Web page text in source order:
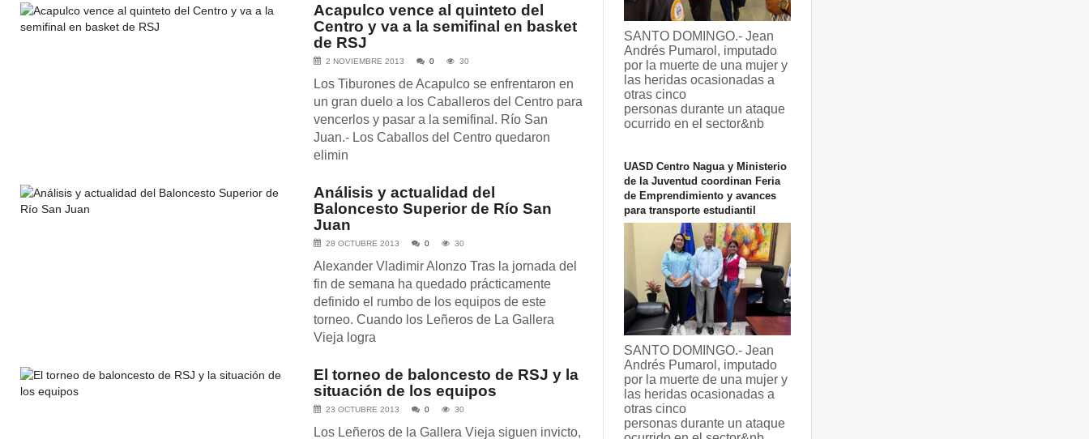
Acapulco vence al quinteto del
Centro y va a la semifinal en basket
de RSJ
2 NOVIEMBRE 2013 0 30
Los Tiburones de Acapulco se enfrentaron en
un gran duelo a los Caballeros del Centro para
vencerlos y pasar a la semifinal. Río San
Juan.- Los Caballos del Centro quedaron
elimin
Análisis y actualidad del
Baloncesto Superior de Río San
Juan
28 OCTUBRE 2013 0 30
Alexander Vladimir Alonzo Tras la jornada del
fin de semana ha quedado prácticamente
definido el rumbo de los equipos de este
torneo. Cuando los Leñeros de La Gallera
Vieja logra
El torneo de baloncesto de RSJ y la
situación de los equipos
23 OCTUBRE 2013 0 30
Los Leñeros de la Gallera Vieja siguen invicto,
SANTO DOMINGO.- Jean
Andrés Pumarol, imputado
por la muerte de una mujer y
las heridas ocasionadas a
otras cinco
personas durante un ataque
ocurrido en el sector&nb
UASD Centro Nagua y Ministerio
de la Juventud coordinan Feria
de Emprendimiento y avances
para transporte estudiantil
SANTO DOMINGO.- Jean
Andrés Pumarol, imputado
por la muerte de una mujer y
las heridas ocasionadas a
otras cinco
personas durante un ataque